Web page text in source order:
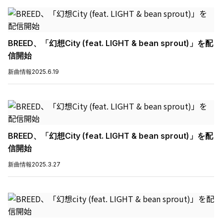
BREED、「幻想City (feat. LIGHT & bean sprout)」を配
信開始
新曲情報2025.6.19
BREED、「幻想City (feat. LIGHT & bean sprout)」を配
信開始
新曲情報2025.3.27